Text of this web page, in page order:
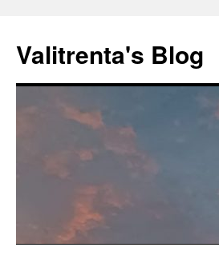
contenido
Valitrenta's Blog